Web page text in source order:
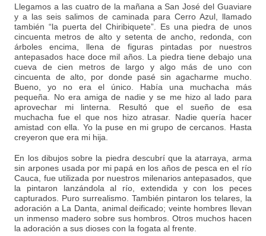
Llegamos a las cuatro de la mañana a San José del Guaviare
y a las seis salimos de caminada para Cerro Azul, llamado
también “la puerta del Chiribiquete”. Es una piedra de unos
cincuenta metros de alto y setenta de ancho, redonda, con
árboles encima, llena de figuras pintadas por nuestros
antepasados hace doce mil años. La piedra tiene debajo una
cueva de cien metros de largo y algo más de uno con
cincuenta de alto, por donde pasé sin agacharme mucho.
Bueno, yo no era el único. Había una muchacha más
pequeña. No era amiga de nadie y se me hizo al lado para
aprovechar mi linterna. Resultó que el sueño de esa
muchacha fue el que nos hizo atrasar. Nadie quería hacer
amistad con ella. Yo la puse en mi grupo de cercanos. Hasta
creyeron que era mi hija.
En los dibujos sobre la piedra descubrí que la atarraya, arma
sin arpones usada por mi papá en los años de pesca en el río
Cauca, fue utilizada por nuestros milenarios antepasados, que
la pintaron lanzándola al río, extendida y con los peces
capturados. Puro surrealismo. También pintaron los telares, la
adoración a La Danta, animal deificado; veinte hombres llevan
un inmenso madero sobre sus hombros. Otros muchos hacen
la adoración a sus dioses con la fogata al frente.